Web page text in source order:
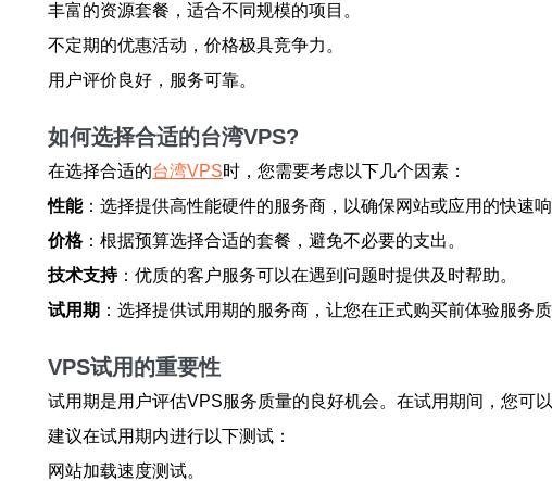
丰富的资源套餐，适合不同规模的项目。
不定期的优惠活动，价格极具竞争力。
用户评价良好，服务可靠。
如何选择合适的台湾VPS?
在选择合适的台湾VPS时，您需要考虑以下几个因素：
性能：选择提供高性能硬件的服务商，以确保网站或应用的快速响
价格：根据预算选择合适的套餐，避免不必要的支出。
技术支持：优质的客户服务可以在遇到问题时提供及时帮助。
试用期 ：选择提供试用期的服务商，让您在正式购买前体验服务质
VPS试用的重要性
试用期是用户评估VPS服务质量的良好机会。在试用期间，您可
建议在试用期内进行以下测试：
网站加载速度测试。